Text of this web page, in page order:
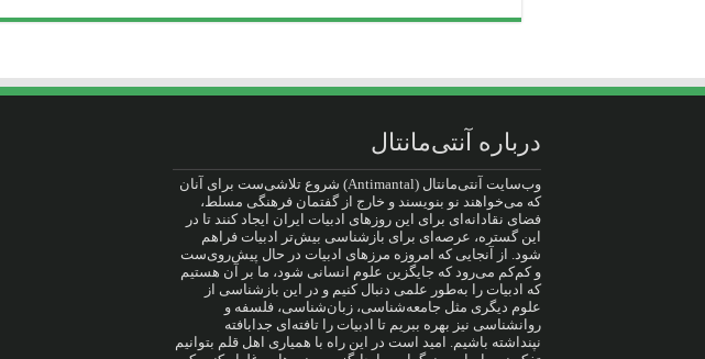
درباره آنتی‌مانتال
وب‌سایت آنتی‌مانتال (Antimantal) شروع تلاشی‌ست برای آنان
که می‌خواهند نو بنویسند و خارج از گفتمان فرهنگی مسلط،
فضای نقادانه‌ای برای این روزهای ادبیات ایران ایجاد کنند تا در
این گستره، عرصه‌ای برای بازشناسی بیش‌تر ادبیات فراهم
شود. از آنجایی که امروزه مرزهای ادبیات در حال پیش‌روی‌ست
و کم‌کم می‌رود که جایگزین علوم انسانی شود، ما بر آن هستیم
که ادبیات را به‌طور علمی دنبال کنیم و در این بازشناسی از
علوم دیگری مثل جامعه‌شناسی، زبان‌شناسی، فلسفه و
روانشناسی نیز بهره ببریم تا ادبیات را تافته‌ای جدا‌بافته
نپنداشته باشیم. امید است در این راه با همیاری اهل قلم بتوانیم